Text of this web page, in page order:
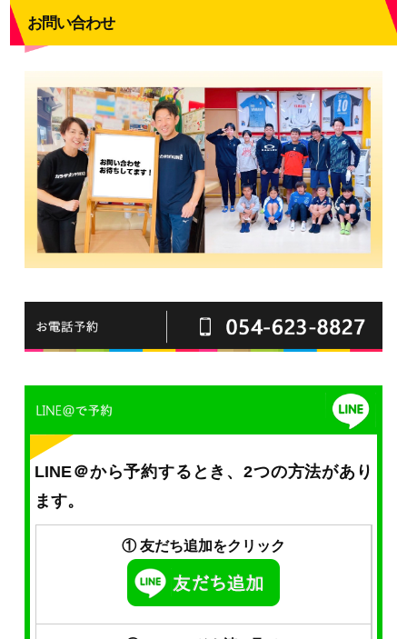
お問い合わせ
LINE＠から予約するとき、2つの方法があり
ます。
① 友だち追加をクリック